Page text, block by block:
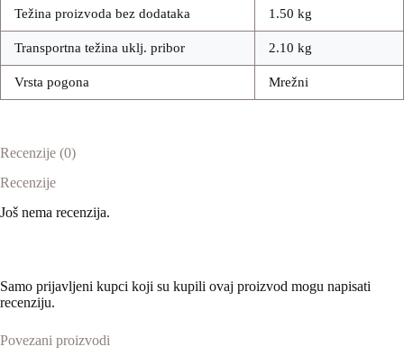
Težina proizvoda bez dodataka 1.50 kg
Transportna težina uklj. pribor 2.10 kg
Vrsta pogona Mrežni
Recenzije (0)
Recenzije
Još nema recenzija.
Samo prijavljeni kupci koji su kupili ovaj proizvod mogu napisati
recenziju.
Povezani proizvodi